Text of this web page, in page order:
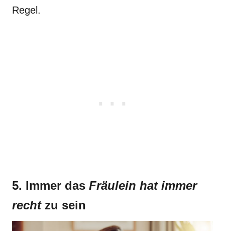
Regel.
5. Immer das Fräulein hat immer
rechtzu sein